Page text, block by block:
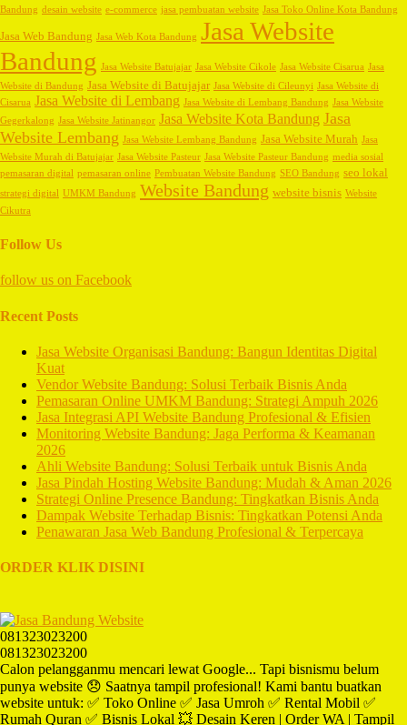
Bandung desain website e-commerce jasa pembuatan website Jasa Toko Online Kota Bandung
Jasa Web Bandung Jasa Web Kota Bandung Jasa Website
Bandung Jasa Website Batujajar Jasa Website Cikole Jasa Website Cisarua Jasa
Website di Bandung Jasa Website di Batujajar Jasa Website di Cileunyi Jasa Website di
Cisarua Jasa Website di Lembang Jasa Website di Lembang Bandung Jasa Website
Gegerkalong Jasa Website Jatinangor Jasa Website Kota Bandung Jasa
Website Lembang Jasa Website Lembang Bandung Jasa Website Murah Jasa
Website Murah di Batujajar Jasa Website Pasteur Jasa Website Pasteur Bandung media sosial
pemasaran digital pemasaran online Pembuatan Website Bandung SEO Bandung seo lokal
strategi digital UMKM Bandung Website Bandung website bisnis Website
Cikutra
Follow Us
follow us on Facebook
Recent Posts
Jasa Website Organisasi Bandung: Bangun Identitas Digital
Kuat
Vendor Website Bandung: Solusi Terbaik Bisnis Anda
Pemasaran Online UMKM Bandung: Strategi Ampuh 2026
Jasa Integrasi API Website Bandung Profesional & Efisien
Monitoring Website Bandung: Jaga Performa & Keamanan
2026
Ahli Website Bandung: Solusi Terbaik untuk Bisnis Anda
Jasa Pindah Hosting Website Bandung: Mudah & Aman 2026
Strategi Online Presence Bandung: Tingkatkan Bisnis Anda
Dampak Website Terhadap Bisnis: Tingkatkan Potensi Anda
Penawaran Jasa Web Bandung Profesional & Terpercaya
ORDER KLIK DISINI
081323023200
081323023200
Calon pelangganmu mencari lewat Google... Tapi bisnismu belum
punya website 😞 Saatnya tampil profesional! Kami bantu buatkan
website untuk: ✅ Toko Online ✅ Jasa Umroh ✅ Rental Mobil ✅
Rumah Quran ✅ Bisnis Lokal 💥 Desain Keren | Order WA | Tampil